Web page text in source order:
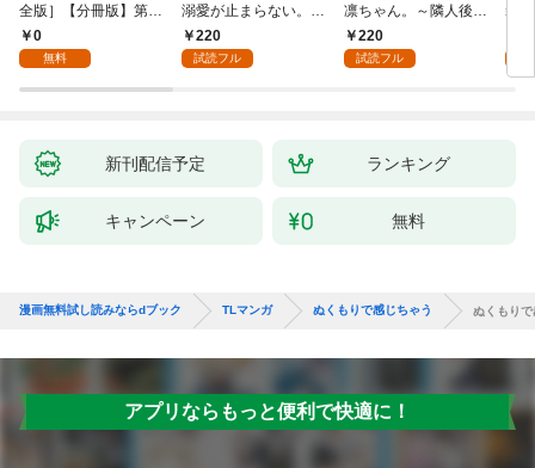
全版］【分冊版】第1
話0
無料
溺愛が止まらない。純
情で、健気で…絶倫！
(1)
220
試読フル
凛ちゃん。～隣人後輩
くんのイキすぎた執着
にハメ堕とされる～(1)
220
試読フル
装
感
【
新刊配信予定 ランキング
キャンペーン 無料
漫画無料試し読みならdブック TLマンガ ぬくもりで感じちゃう ぬくもり
アプリならもっと便利で快適に！